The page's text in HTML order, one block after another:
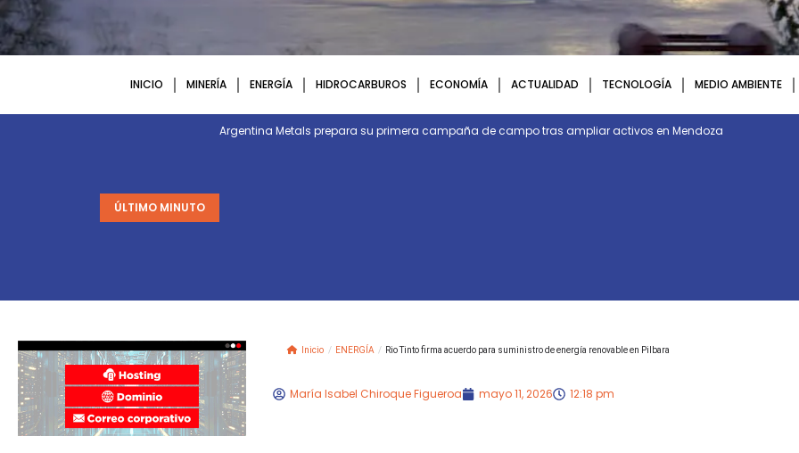
INICIO MINERÍA ENERGÍA HIDROCARBUROS ECONOMÍA ACTUALIDAD TECNOLOGÍA MEDIO AMBIENTE
ÚLTIMO MINUTO
Argentina Metals prepara su primera campaña de campo tras ampliar activos en Mendoza
Inicio / ENERGÍA / Rio Tinto firma acuerdo para suministro de energía renovable en Pilbara
María Isabel Chiroque Figueroa mayo 11, 2026 12:18 pm